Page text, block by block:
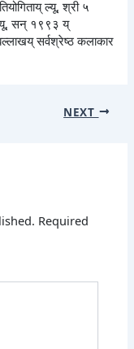
ल्यू, श्री ५
ल्यू, सन् १९९३ य्
सर्वश्रेष्ठ कलाकार
NEXT
Required